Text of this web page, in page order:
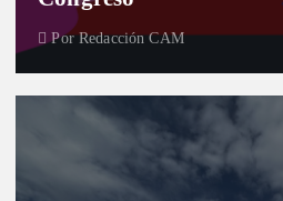
PorRedacción CAM